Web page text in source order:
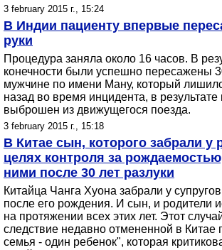
3 february 2015 г., 15:24
В Индии пациенту впервые
руки
Процедура заняла около 16 часов. В
конечности были успешно пересажены
мужчине по имени Ману, который
назад во время инцидента, в
выброшен из движущегося поезда.
3 february 2015 г., 15:18
В Китае сын, которого забрали у
целях контроля за
ними после 30 лет разлуки
Китайца Чанга Хуона забрали у
после его рождения. И сын, и родители
на протяжении всех этих лет. Этот
следствие недавно отмененной в Китае
семья - один ребенок", которая